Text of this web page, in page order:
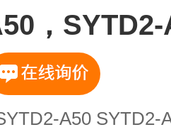
，
A50 SYTD2-